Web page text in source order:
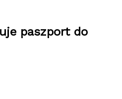
paszport do